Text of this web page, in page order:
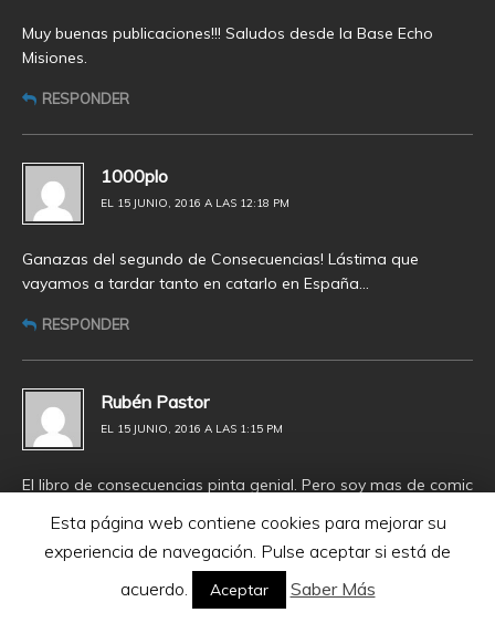
Muy buenas publicaciones!!! Saludos desde la Base Echo
Misiones.
RESPONDER
1000plo
EL 15 JUNIO, 2016 A LAS 12:18 PM
Ganazas del segundo de Consecuencias! Lástima que
vayamos a tardar tanto en catarlo en España…
RESPONDER
Rubén Pastor
EL 15 JUNIO, 2016 A LAS 1:15 PM
El libro de consecuencias pinta genial. Pero soy mas de comic
saliendo
Esta página web contiene cookies para mejorar su
experiencia de navegación. Pulse aceptar si está de
acuerdo.
Aceptar Saber Más